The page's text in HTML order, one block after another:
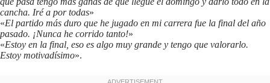
cancha. Iré a por todas»
«El partido más duro que he jugado en mi carrera fue la final del año
pasado. ¡Nunca he corrido tanto!»
«Estoy en la final, eso es algo muy grande y tengo que valorarlo.
Estoy motivadísimo».